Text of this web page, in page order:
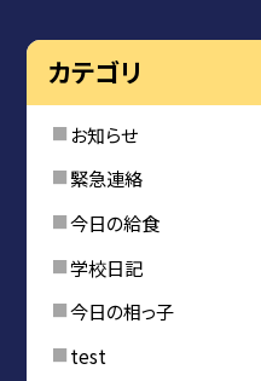
カテゴリ
お知らせ
緊急連絡
今日の給食
学校日記
今日の相っ子
test